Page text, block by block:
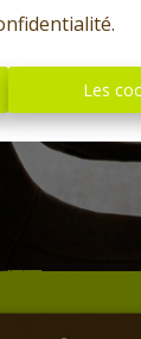
.
Les